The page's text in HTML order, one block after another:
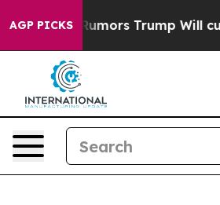
AGP PICKS
Rumors Trump Will cut Pirro